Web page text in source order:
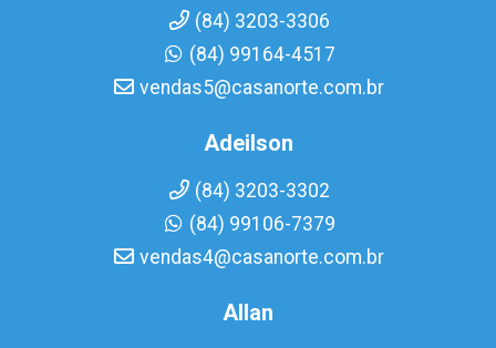
(84) 3203-3306
(84) 99164-4517
vendas5@casanorte.com.br
Adeilson
(84) 3203-3302
(84) 99106-7379
vendas4@casanorte.com.br
Allan